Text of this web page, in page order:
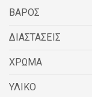
ΒΑΡΟΣ
ΔΙΑΣΤΑΣΕΙΣ
ΧΡΩΜΑ
ΥΛΙΚΟ